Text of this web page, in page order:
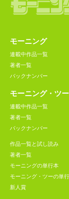
モーニング
連載中作品一覧
著者一覧
バックナンバー
モーニング・ツー
連載中作品一覧
著者一覧
バックナンバー
作品一覧と試し読み
著者一覧
モーニングの単行本
モーニング・ツーの単
新人賞